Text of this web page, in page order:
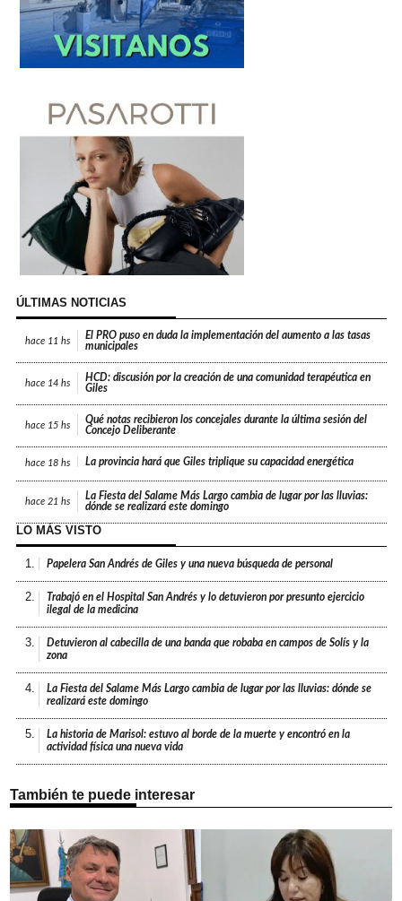
ÚLTIMAS NOTICIAS
hace 11 hs
El PRO puso en duda la implementación del aumento a las tasas
municipales
hace 14 hs
HCD: discusión por la creación de una comunidad terapéutica en
Giles
hace 15 hs
Qué notas recibieron los concejales durante la última sesión del
Concejo Deliberante
hace 18 hs La provincia hará que Giles triplique su capacidad energética
hace 21 hs
La Fiesta del Salame Más Largo cambia de lugar por las lluvias:
dónde se realizará este domingo
LO MÁS VISTO
1. Papelera San Andrés de Giles y una nueva búsqueda de personal
2.
Trabajó en el Hospital San Andrés y lo detuvieron por presunto ejercicio
ilegal de la medicina
3.
Detuvieron al cabecilla de una banda que robaba en campos de Solís y la
zona
4.
La Fiesta del Salame Más Largo cambia de lugar por las lluvias: dónde se
realizará este domingo
5.
La historia de Marisol: estuvo al borde de la muerte y encontró en la
actividad física una nueva vida
También te puede interesar